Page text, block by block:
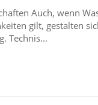
Auch, wenn
gilt, gestalten
Technis...